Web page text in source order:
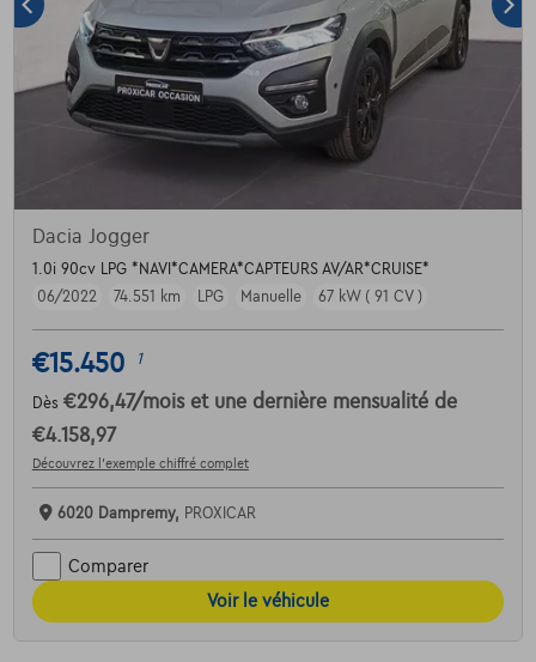
Dacia Jogger
1.0i 90cv LPG *NAVI*CAMERA*CAPTEURS AV/AR*CRUISE*
06/2022
74.551 km LPG Manuelle 67 kW ( 91 CV )
€15.450 1
Dès €296,47/mois et une dernière mensualité de
€4.158,97
Découvrez l’exemple chiffré complet
6020 Dampremy, PROXICAR
Comparer
Voir le véhicule